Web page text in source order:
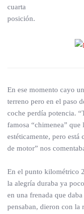
cuarta
posición.
En ese momento cayo
terreno pero en el paso
coche perdía potencia.
famosa “chimenea” que
estéticamente, pero
de motor” nos
En el punto kilométrico
la alegría duraba ya
en una frenada que
pensaban, dieron con la